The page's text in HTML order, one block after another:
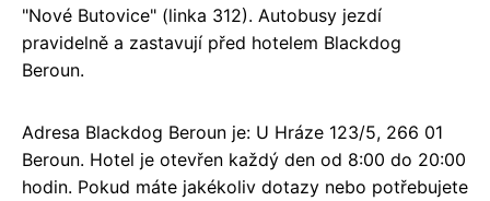
"Nové Butovice" (linka 312). Autobusy jezdí
pravidelně a zastavují před hotelem Blackdog
Beroun.
Adresa Blackdog Beroun je: U Hráze 123/5, 266 01
Beroun. Hotel je otevřen každý den od 8:00 do 20:00
hodin. Pokud máte jakékoliv dotazy nebo potřebujete